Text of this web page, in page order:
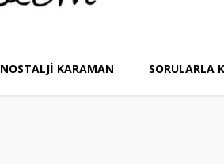
NOSTALJI KARAMAN SORULARLA